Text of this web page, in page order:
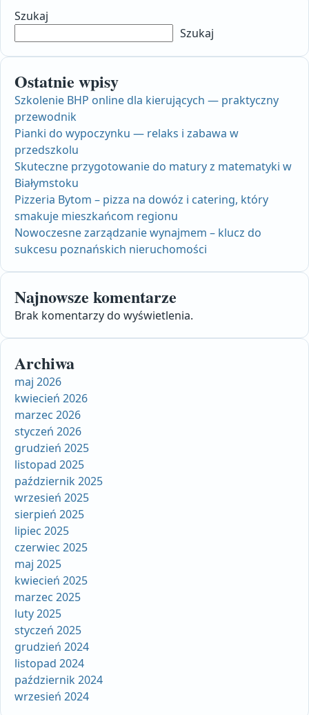
Szukaj
Szukaj
Ostatnie wpisy
Szkolenie BHP online dla kierujących — praktyczny
przewodnik
Pianki do wypoczynku — relaks i zabawa w
przedszkolu
Skuteczne przygotowanie do matury z matematyki w
Białymstoku
Pizzeria Bytom – pizza na dowóz i catering, który
smakuje mieszkańcom regionu
Nowoczesne zarządzanie wynajmem – klucz do
sukcesu poznańskich nieruchomości
Najnowsze komentarze
Brak komentarzy do wyświetlenia.
Archiwa
maj 2026
kwiecień 2026
marzec 2026
styczeń 2026
grudzień 2025
listopad 2025
październik 2025
wrzesień 2025
sierpień 2025
lipiec 2025
czerwiec 2025
maj 2025
kwiecień 2025
marzec 2025
luty 2025
styczeń 2025
grudzień 2024
listopad 2024
październik 2024
wrzesień 2024